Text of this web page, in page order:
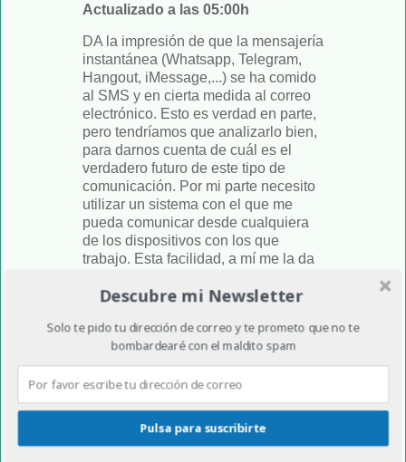
Actualizado a las 05:00h
DA la impresión de que la mensajería
instantánea (Whatsapp, Telegram,
Hangout, iMessage,...) se ha comido
al SMS y en cierta medida al correo
electrónico. Esto es verdad en parte,
pero tendríamos que analizarlo bien,
para darnos cuenta de cuál es el
verdadero futuro de este tipo de
comunicación. Por mi parte necesito
utilizar un sistema con el que me
pueda comunicar desde cualquiera
de los dispositivos con los que
trabajo. Esta facilidad, a mí me la da
Puedo utilizarla desde mi
mi ordenador portátil. Me permite
chatear mediante mensajes de texto,
hacer videoconferencias y todo ello,
sincronizado con mi agenda y todos
mis dispositivos. Lo confieso, soy del
mundo PC y Android. La gente del
mundo Apple suele estar encantada
Descubre mi Newsletter
Solo te pido tu dirección de correo y te prometo que no te
bombardearé con el maldito spam
Pulsa para suscribirte